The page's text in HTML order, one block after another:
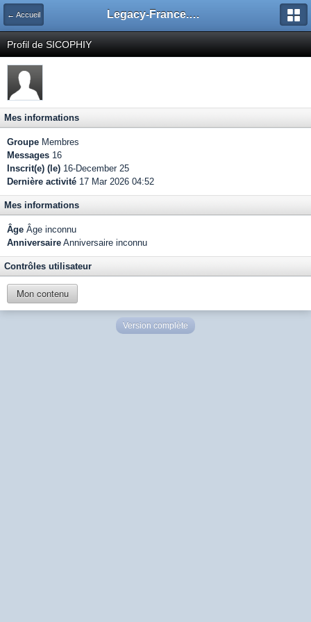
← Accueil Legacy-France.org - Forum
Profil de SICOPHIY
Mes informations
Groupe Membres
Messages 16
Inscrit(e) (le) 16-December 25
Dernière activité 17 Mar 2026 04:52
Mes informations
Âge Âge inconnu
Anniversaire Anniversaire inconnu
Contrôles utilisateur
Mon contenu
Version complète